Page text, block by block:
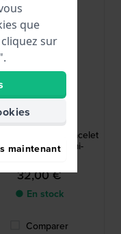
Victorinox
Camp 20 mm Bracelet
caoutchouc semi-
32,00 €
● En stock
Comparer
que
sur
maintenant